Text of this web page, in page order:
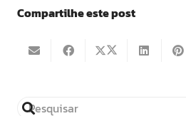
Compartilhe este post